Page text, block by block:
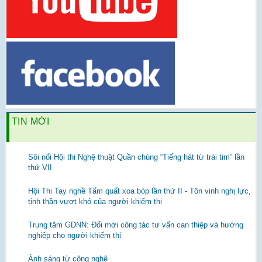
TIN MỚI
Sôi nổi Hội thi Nghệ thuật Quần chúng “Tiếng hát từ trái tim” lần
thứ VII
Hội Thi Tay nghề Tẩm quất xoa bóp lần thứ II - Tôn vinh nghị lực,
tinh thần vượt khó của người khiếm thị
Trung tâm GDNN: Đổi mới công tác tư vấn can thiệp và hướng
nghiệp cho người khiếm thị
Ánh sáng từ công nghệ